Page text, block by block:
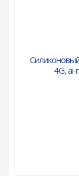
4G,